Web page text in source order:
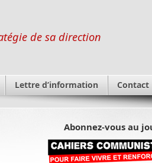
de sa direction
Lettre d’information Contact
Abonnez-vous au